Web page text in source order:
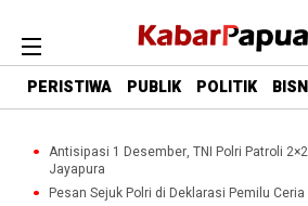
PERISTIWA PUBLIK POLITIK
Antisipasi 1 Desember, TNI Polri Patroli
Jayapura
Pesan Sejuk Polri di Deklarasi Pemilu Ceria